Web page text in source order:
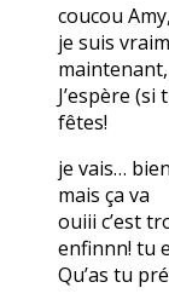
coucou
je suis
J’espère
fêtes!
je vais…
mais ça va
ouiii c’est
enfinnn! tu
Qu’as tu